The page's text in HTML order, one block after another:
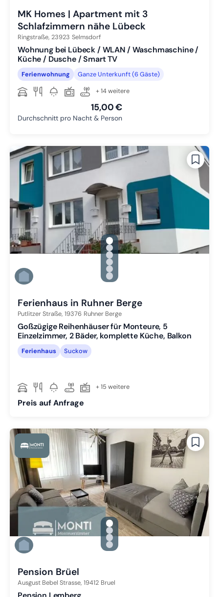
MK Homes | Apartment mit 3
Schlafzimmern nähe Lübeck
Ringstraße, 23923 Selmsdorf
Wohnung bei Lübeck / WLAN / Waschmaschine /
Küche / Dusche / Smart TV
Ferienwohnung Ganze Unterkunft (6 Gäste)
+ 14 weitere
15,00 €
Durchschnitt pro Nacht & Person
gallery.slide_selector
Zu Slide 1 wechseln
Zu Slide 2 wechseln
Zu Slide 3 wechseln
Zu Slide 4 wechseln
Zu Slide 5 wechseln
Zu Slide 6 wechseln
Ferienhaus in Ruhner Berge
Putlitzer Straße, 19376 Ruhner Berge
Goßzügige Reihenhäuser für Monteure, 5
Einzelzimmer, 2 Bäder, komplette Küche, Balkon
Ferienhaus Suckow
+ 15 weitere
Preis auf Anfrage
gallery.slide_selector
Zu Slide 1 wechseln
Zu Slide 2 wechseln
Zu Slide 3 wechseln
Zu Slide 4 wechseln
Pension Brüel
Ausgust Bebel Strasse, 19412 Bruel